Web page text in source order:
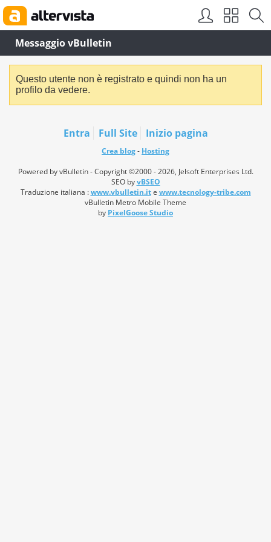
Messaggio vBulletin
Questo utente non è registrato e quindi non ha un
profilo da vedere.
Entra Full Site Inizio pagina
Crea blog- Hosting
Powered by vBulletin - Copyright ©2000 - 2026, Jelsoft Enterprises Ltd.
SEO byvBSEO
Traduzione italiana :www.vbulletin.ite www.tecnology-tribe.com
vBulletin Metro Mobile Theme
by PixelGoose Studio